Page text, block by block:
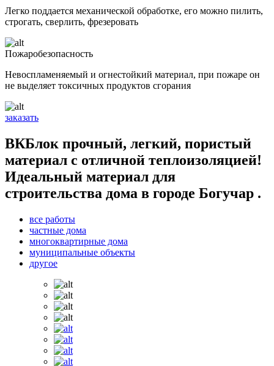
Легко поддается механической обработке, его можно пилить,
строгать, сверлить, фрезеровать
Пожаробезопасность
Невоспламеняемый и огнестойкий материал, при пожаре он
не выделяет токсичных продуктов сгорания
заказать
ВКБлок прочный, легкий, пористый
материал с отличной теплоизоляцией!
Идеальный материал для
строительства дома в городе Богучар .
все работы
частные дома
многоквартирные дома
муниципальные объекты
другое